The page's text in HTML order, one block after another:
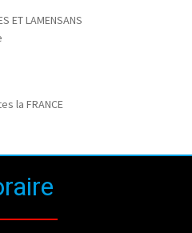
ET LAMENSANS
la FRANCE